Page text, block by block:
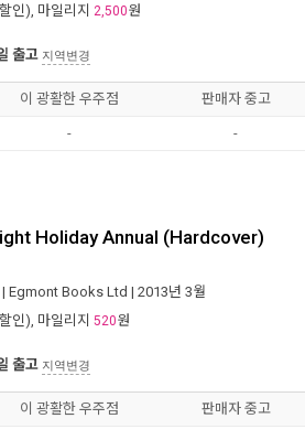
할인), 마일리지 2,500원
출고 지역변경
이 광활한 우주점 판매자 중고
- -
Holiday Annual (Hardcover)
Egmont Books Ltd | 2013년 3월
할인), 마일리지 520원
출고 지역변경
이 광활한 우주점 판매자 중고